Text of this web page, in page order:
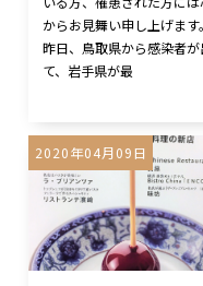
からお見舞い申し上げます。
昨日、鳥取県から感染者が
て、岩手県が最
2020年04月09日